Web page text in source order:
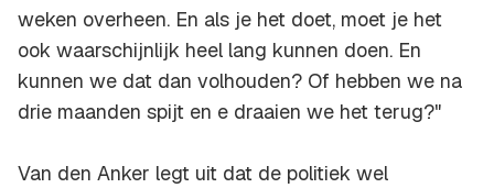
weken overheen. En als je het doet, moet je het
ook waarschijnlijk heel lang kunnen doen. En
kunnen we dat dan volhouden? Of hebben we na
drie maanden spijt en e draaien we het terug?"
Van den Anker legt uit dat de politiek wel